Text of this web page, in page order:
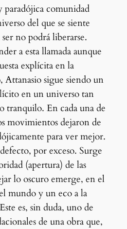
paradójica comunidad
del que se siente
no podrá liberarse.
a esta llamada aunque
explícita en la
Attanasio sigue siendo un
en un universo tan
tranquilo. En cada una de
movimientos dejaron de
para ver mejor.
por exceso. Surge
(apertura) de las
lo oscuro emerge, en el
mundo y un eco a la
es, sin duda, uno de
de una obra que,